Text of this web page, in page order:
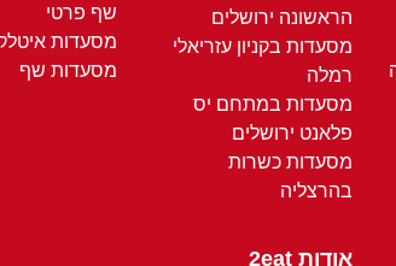
הראשונה ירושלים
מסעדות בקניון עזריאלי
רמלה
מסעדות במתחם יס
פלאנט ירושלים
מסעדות כשרות
בהרצליה
שף פרטי
מסעדות
מסעדות שף
אודות 2eat